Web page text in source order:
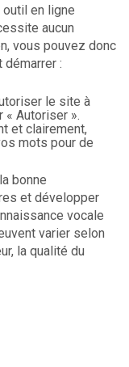
en ligne
aucun
vous pouvez donc
:
le site à
« Autoriser ».
et clairement,
mots pour de
bonne
et développer
vocale
varier selon
la qualité du